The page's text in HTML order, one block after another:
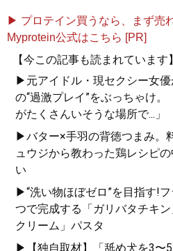
▶ プロテイン買うなら、まず売
Myprotein公式はこちら [PR]
【今この記事も読まれています】
▶元アイドル・現セクシー女
の“過激プレイ”をぶっちゃけ。
がたくさんいそうな場所で...」
▶バター×手羽の背徳つまみ。
ュウジから教わった鶏レシピ
い
▶“洗い物ほぼゼロ”を目指す!
つで完成する「ガリバタチキ
クリーム」パスタ
▶【独自取材】「舐め犬を3〜